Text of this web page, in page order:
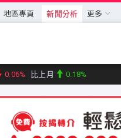
地區專頁 新聞分析 更多
0.06% 比上月 0.18%